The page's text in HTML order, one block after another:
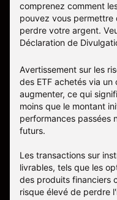
comprenez comment
pouvez vous permettre
perdre votre argent.
Déclaration de
Avertissement sur les
des ETF achetés via
augmenter, ce qui
moins que le montant
performances passées
futurs.
Les transactions sur
livrables, tels que les
des produits financiers
risque élevé de perdre